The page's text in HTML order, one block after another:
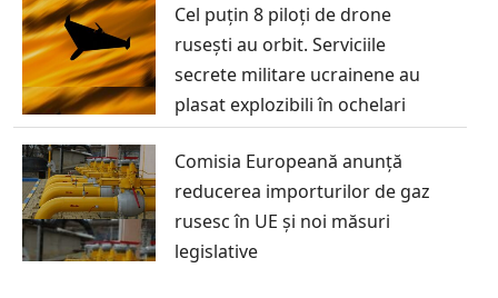
Cel puțin 8 piloți de drone
rusești au orbit. Serviciile
secrete militare ucrainene au
plasat explozibili în ochelari
Comisia Europeană anunță
reducerea importurilor de gaz
rusesc în UE și noi măsuri
legislative